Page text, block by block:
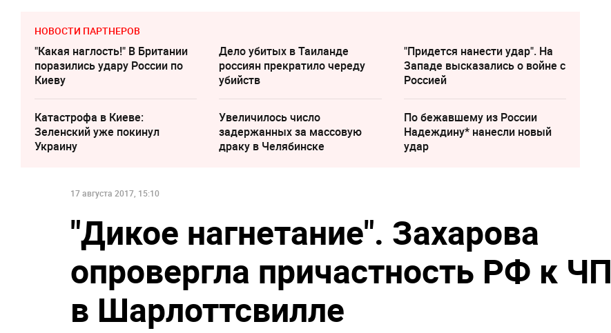
НОВОСТИ ПАРТНЕРОВ
"Какая наглость!" В Британии
поразились удару России по
Киеву
Дело убитых в Таиланде
россиян прекратило череду
убийств
"Придется нанести удар". На
Западе высказались о войне с
Россией
Катастрофа в Киеве:
Зеленский уже покинул
Украину
Увеличилось число
задержанных за массовую
драку в Челябинске
По бежавшему из России
Надеждину* нанесли новый
удар
17 августа 2017, 15:10
"Дикое нагнетание". Захарова
опровергла причастность РФ к ЧП
в Шарлоттсвилле